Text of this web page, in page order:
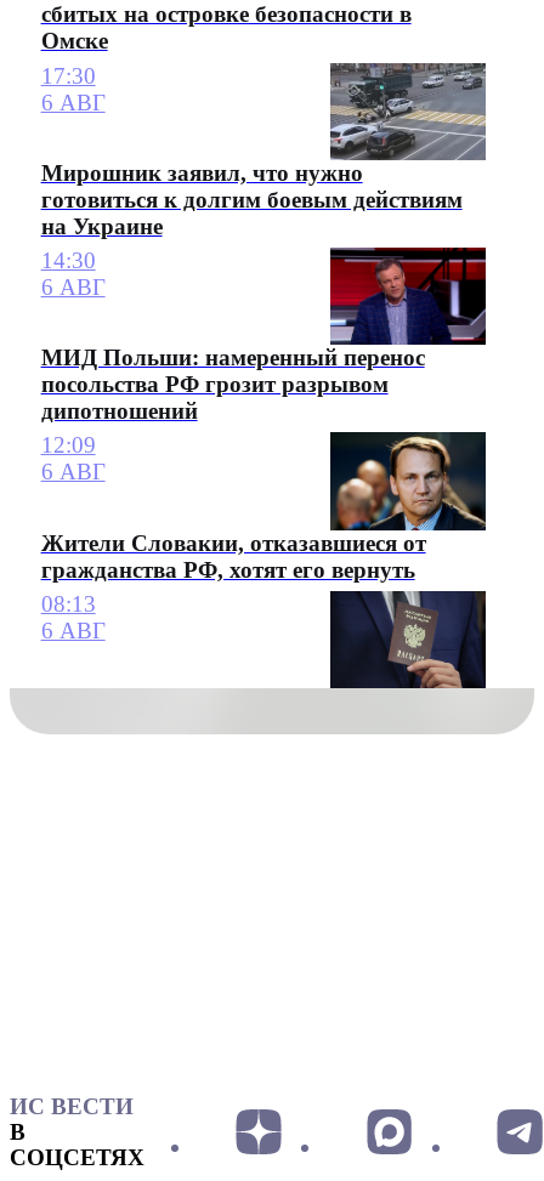
сбитых на островке безопасности в
Омске
17:30
6 АВГ
Мирошник заявил, что нужно
готовиться к долгим боевым действиям
на Украине
14:30
6 АВГ
МИД Польши: намеренный перенос
посольства РФ грозит разрывом
дипотношений
12:09
6 АВГ
Жители Словакии, отказавшиеся от
гражданства РФ, хотят его вернуть
08:13
6 АВГ
ИС ВЕСТИ
В
СОЦСЕТЯХ